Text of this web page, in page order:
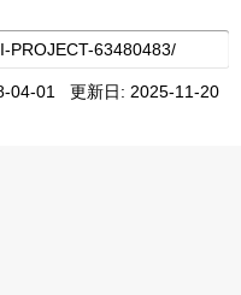
04-01 更新日: 2025-11-20